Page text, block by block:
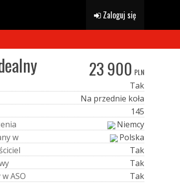
Zaloguj się
23 900 PLN
Tak
Na przednie koła
145
enia
Niemcy
nyw
Polska
ściciel
Tak
y
Tak
wASO
Tak